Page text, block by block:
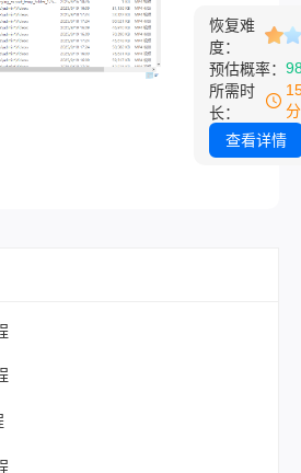
阵列更贵，
到一万多都
常。记住一
价格不取决
大小，取决
程度”。 下面
里存东西，
招能救！
说结论能找
但前提是你
收站之后没
个盘里存过
西。文件删
恢复难
度：
预估概率：
所需时
长：
查看详情